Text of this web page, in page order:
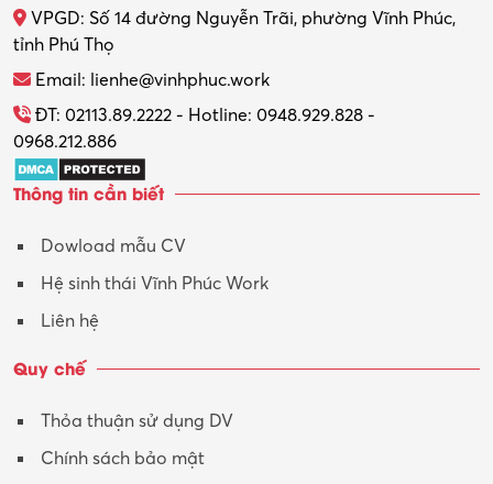
VPGD: Số 14 đường Nguyễn Trãi, phường Vĩnh Phúc,
tỉnh Phú Thọ
Email: lienhe@vinhphuc.work
ĐT: 02113.89.2222 - Hotline: 0948.929.828 -
0968.212.886
Thông tin cần biết
Dowload mẫu CV
Hệ sinh thái Vĩnh Phúc Work
Liên hệ
Quy chế
Thỏa thuận sử dụng DV
Chính sách bảo mật